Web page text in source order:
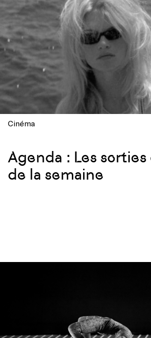
Cinéma
Agenda : Les
de la semaine